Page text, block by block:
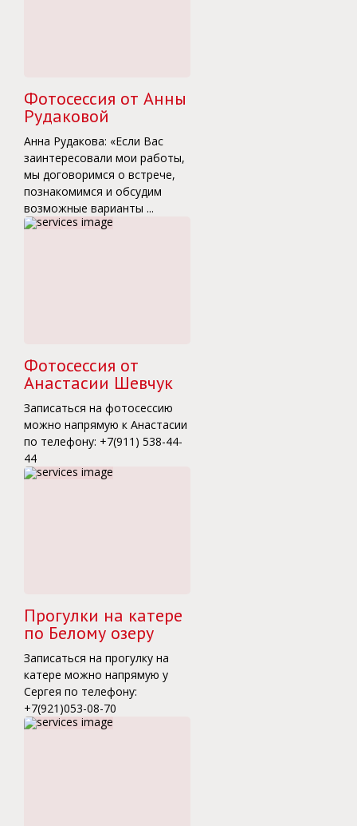
Фотосессия от Анны
Рудаковой
Анна Рудакова: «Если Вас
заинтересовали мои работы,
мы договоримся о встрече,
познакомимся и обсудим
возможные варианты ...
Фотосессия от
Анастасии Шевчук
Записаться на фотосессию
можно напрямую к Анастасии
по телефону: +7(911) 538-44-
44
Прогулки на катере
по Белому озеру
Записаться на прогулку на
катере можно напрямую у
Сергея по телефону:
+7(921)053-08-70